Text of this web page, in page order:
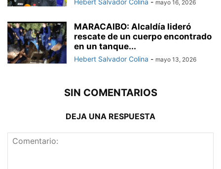
Hebert Salvador Colina - mayo 16, 2026
MARACAIBO: Alcaldía lideró
rescate de un cuerpo encontrado
en un tanque...
Hebert Salvador Colina - mayo 13, 2026
SIN COMENTARIOS
DEJA UNA RESPUESTA